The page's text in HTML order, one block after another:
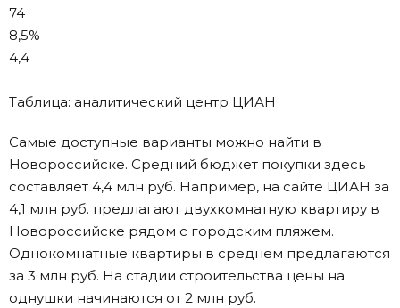
74
8,5%
4,4
Таблица: аналитический центр ЦИАН
Самые доступные варианты можно найти в
Новороссийске. Средний бюджет покупки здесь
составляет 4,4 млн руб. Например, на сайте ЦИАН за
4,1 млн руб. предлагают двухкомнатную квартиру в
Новороссийске рядом с городским пляжем.
Однокомнатные квартиры в среднем предлагаются
за 3 млн руб. На стадии строительства цены на
однушки начинаются от 2 млн руб.